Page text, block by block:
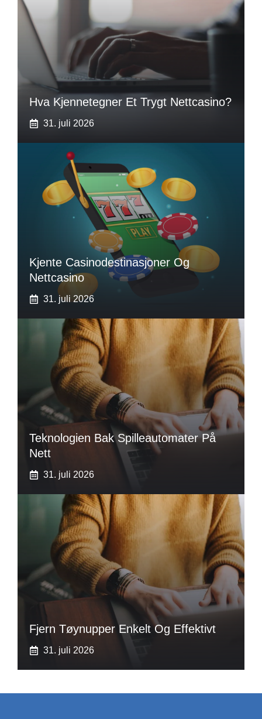
Hva Kjennetegner Et Trygt Nettcasino?
31. juli 2026
Kjente Casinodestinasjoner Og
Nettcasino
31. juli 2026
Teknologien Bak Spilleautomater På
Nett
31. juli 2026
Fjern Tøynupper Enkelt Og Effektivt
31. juli 2026